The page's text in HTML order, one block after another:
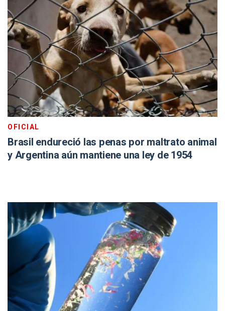
OFICIAL
Brasil endureció las penas por maltrato animal
y Argentina aún mantiene una ley de 1954